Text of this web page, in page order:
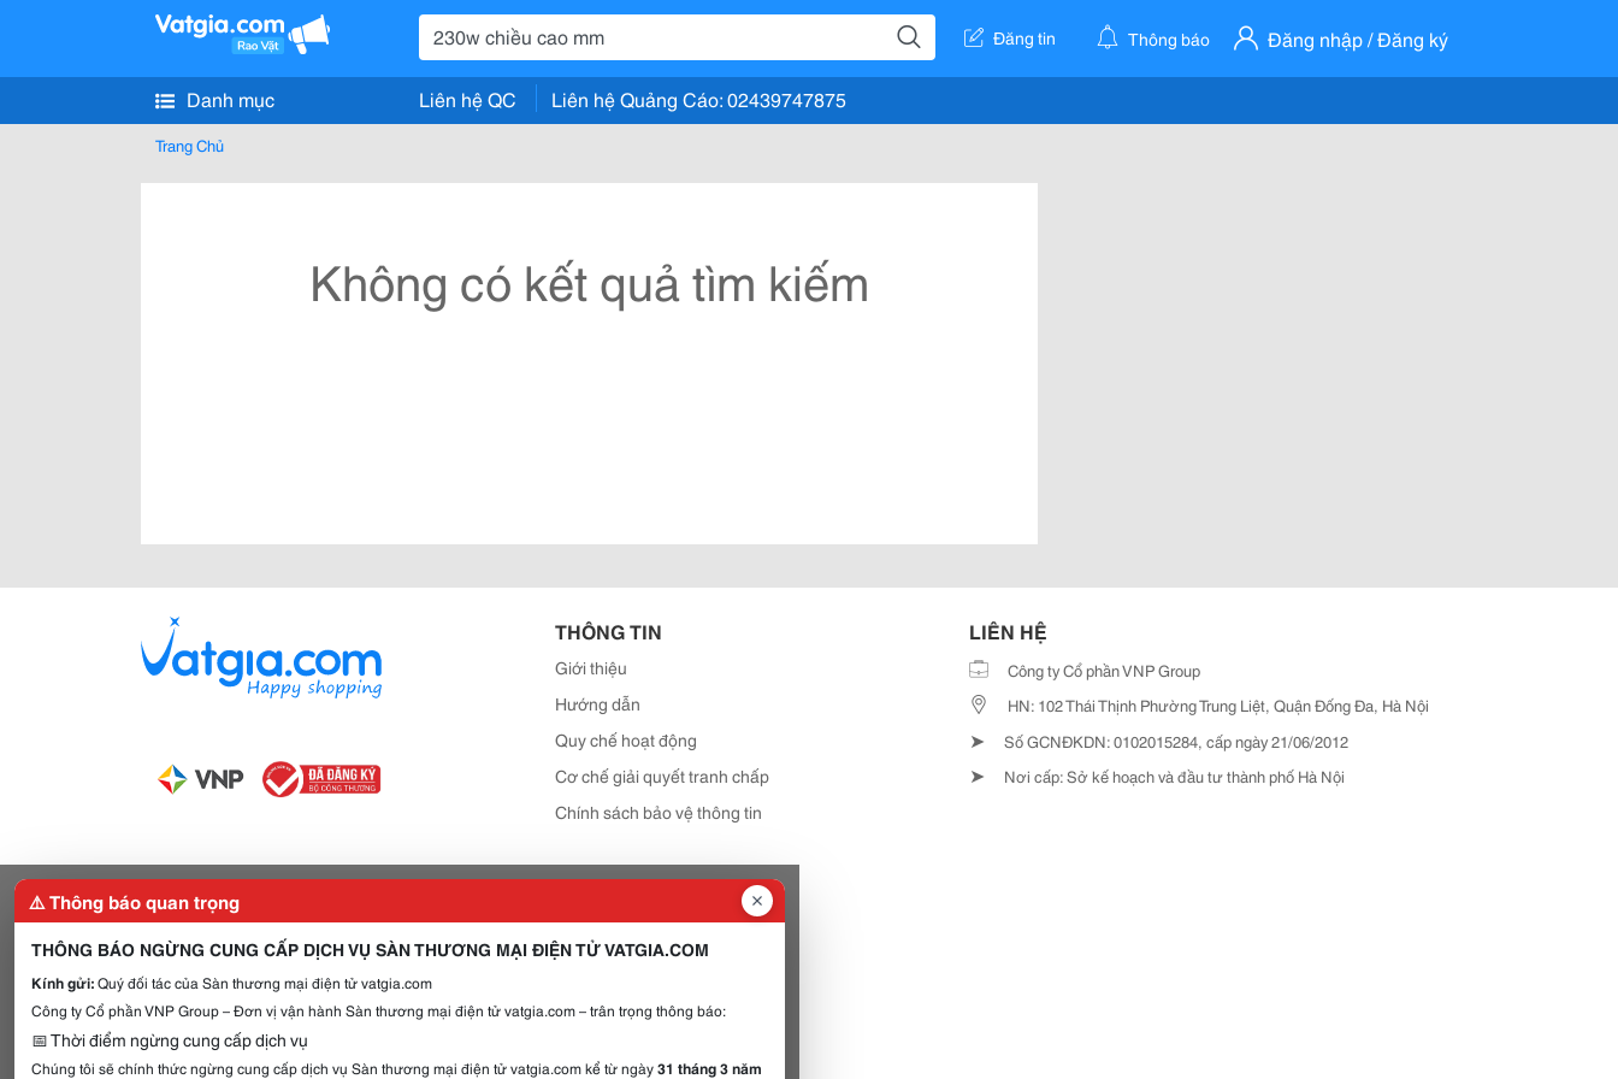
Đăng tin Thông báo Đăng nhập / Đăng ký
Danh mục Liên hệ QC Liên hệ Quảng Cáo: 02439747875
Trang Chủ
Không có kết quả tìm kiếm
THÔNG TIN
Giới thiệu
Hướng dẫn
Quy chế hoạt động
Cơ chế giải quyết tranh chấp
Chính sách bảo vệ thông tin
LIÊN HỆ
Công ty Cổ phần VNP Group
HN: 102 Thái Thịnh Phường Trung Liệt, Quận Đống Đa, Hà Nội
➤ Số GCNĐKDN: 0102015284, cấp ngày 21/06/2012
➤ Nơi cấp: Sở kế hoạch và đầu tư thành phố Hà Nội
⚠️ Thông báo quan trọng
THÔNG BÁO NGỪNG CUNG CẤP DỊCH VỤ SÀN THƯƠNG MẠI ĐIỆN TỬ VATGIA.COM
Kính gửi:Quý đối tác của Sàn thương mại điện tử vatgia.com
Công ty Cổ phần VNP Group – Đơn vị vận hành Sàn thương mại điện tử vatgia.com – trân trọng thông báo:
📅 Thời điểm ngừng cung cấp dịch vụ
Chúng tôi sẽ chính thức ngừng cung cấp dịch vụ Sàn thương mại điện tử vatgia.com kể từ ngày31 tháng 3 năm